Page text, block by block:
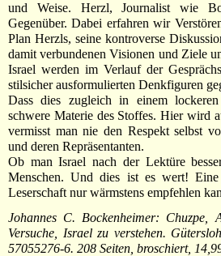
und Weise. Herzl, Journalist wie
Gegenüber. Dabei erfahren wir
Plan Herzls, seine kontroverse
damit verbundenen Visionen und Ziele
Israel werden im Verlauf der
stilsicher ausformulierten Denkfiguren
Dass dies zugleich in einem
schwere Materie des Stoffes. Hier wird
vermisst man nie den Respekt selbst
und deren Repräsentanten.
Ob man Israel nach der Lektüre
Menschen. Und dies ist es wert!
Leserschaft nur wärmstens empfehlen
Johannes C. Bockenheimer: Chuzpe,
Versuche, Israel zu verstehen.
57055276-6. 208 Seiten, broschiert,